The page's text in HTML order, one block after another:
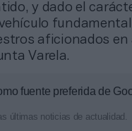
y dado el
aficionados
Varela.
fuente preferida de
últimas noticias de actualidad.